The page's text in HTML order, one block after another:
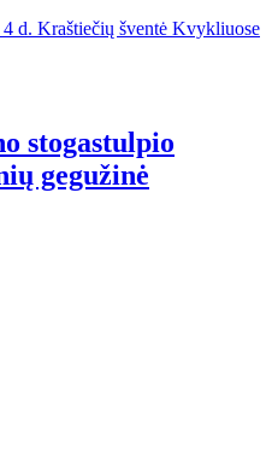
d. Kraštiečių šventė Kvykliuose
stogastulpio
gegužinė